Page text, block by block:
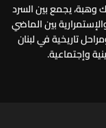
وهبة، يجمع بين السرد
بين الماضي
تاريخية في لبنان
وإجتماعية.